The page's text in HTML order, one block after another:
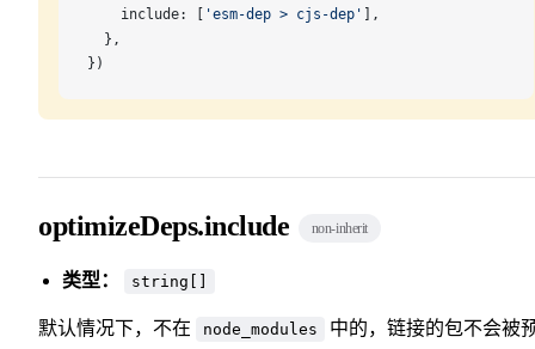
include: [ 'esm-dep > cjs-dep'
],
  },
})
optimizeDeps.include non-inherit
类型： string[]
默认情况下，不在 node_modules
中的，链接的包不会被